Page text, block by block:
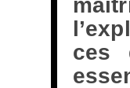
ces